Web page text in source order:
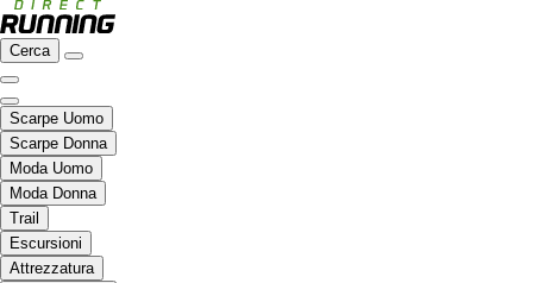
Cerca
Scarpe Uomo
Scarpe Donna
Moda Uomo
Moda Donna
Trail
Escursioni
Attrezzatura